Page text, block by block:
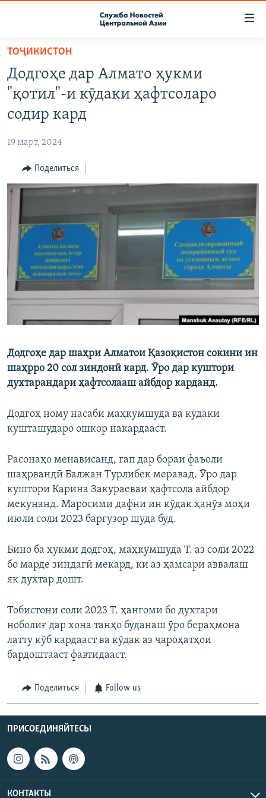
Вернуться
основному
содержанию
главной
навигации
Вернутся
поиску
ПОДПИСКА
НАСТОЯЩЕЕ ВРЕМЯ
МИГРАНТ МЕДИА
ТОҶИКИСТОН
Додгоҳе дар Алмато ҳукми
"қотил"-и кӯдаки ҳафтсоларо
содир кард
19 март, 2024
Поделиться
Додгоҳе дар шаҳри Алматои Қазоқистон сокини ин
шаҳрро 20 сол зиндонӣ кард. Ӯро дар куштори
духтарандари ҳафтсолааш айбдор карданд.
Додгоҳ ному насаби маҳкумшуда ва кӯдаки
кушташударо ошкор накардааст.
Расонаҳо менависанд, гап дар бораи фаъоли
шаҳрвандӣ Балжан Турлибек меравад. Ӯро дар
куштори Карина Закураеваи ҳафтсола айбдор
мекунанд. Маросими дафни ин кӯдак ҳанӯз моҳи
июли соли 2023 баргузор шуда буд.
Бино ба ҳукми додгоҳ, маҳкумшуда Т. аз соли 2022
бо марде зиндагӣ мекард, ки аз ҳамсари аввалаш
як духтар дошт.
Тобистони соли 2023 Т. ҳангоми бо духтари
ноболиғ дар хона танҳо буданаш ӯро бераҳмона
латту кӯб кардааст ва кӯдак аз ҷароҳатҳои
бардоштааст фавтидааст.
Поделиться Follow us
ПРИСОЕДИНЯЙТЕСЬ!
КОНТАКТЫ